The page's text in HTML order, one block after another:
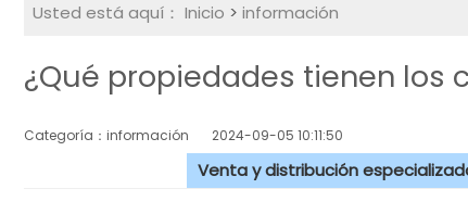
Usted está aquí： Inicio > información
¿Qué propiedades tienen los
Categoría：información 2024-09-05 10:11:50
Venta y distribución